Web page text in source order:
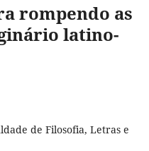
rompendo as
latino-
de Filosofia, Letras e